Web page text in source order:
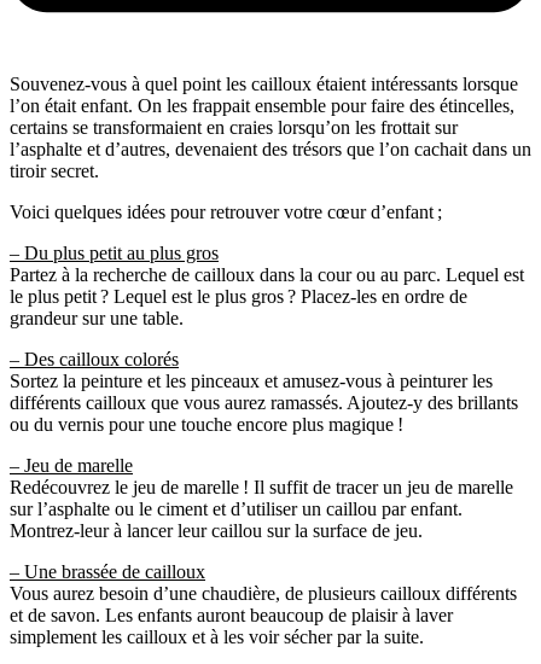
Souvenez-vous à quel point les cailloux étaient intéressants lorsque
l’on était enfant. On les frappait ensemble pour faire des étincelles,
certains se transformaient en craies lorsqu’on les frottait sur
l’asphalte et d’autres, devenaient des trésors que l’on cachait dans un
tiroir secret.
Voici quelques idées pour retrouver votre cœur d’enfant ;
– Du plus petit au plus gros
Partez à la recherche de cailloux dans la cour ou au parc. Lequel est
le plus petit ? Lequel est le plus gros ? Placez-les en ordre de
grandeur sur une table.
– Des cailloux colorés
Sortez la peinture et les pinceaux et amusez-vous à peinturer les
différents cailloux que vous aurez ramassés. Ajoutez-y des brillants
ou du vernis pour une touche encore plus magique !
– Jeu de marelle
Redécouvrez le jeu de marelle ! Il suffit de tracer un jeu de marelle
sur l’asphalte ou le ciment et d’utiliser un caillou par enfant.
Montrez-leur à lancer leur caillou sur la surface de jeu.
– Une brassée de cailloux
Vous aurez besoin d’une chaudière, de plusieurs cailloux différents
et de savon. Les enfants auront beaucoup de plaisir à laver
simplement les cailloux et à les voir sécher par la suite.